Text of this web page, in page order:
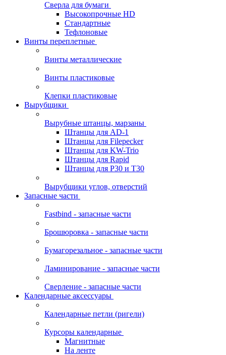
Сверла для бумаги
Высокопрочные HD
Стандартные
Тефлоновые
Винты переплетные
Винты металлические
Винты пластиковые
Клепки пластиковые
Вырубщики
Вырубные штанцы, марзаны
Штанцы для AD-1
Штанцы для Filepecker
Штанцы для KW-Trio
Штанцы для Rapid
Штанцы для Р30 и Т30
Вырубщики углов, отверстий
Запасные части
Fastbind - запасные части
Брошюровка - запасные части
Бумагорезальное - запасные части
Ламинирование - запасные части
Сверление - запасные части
Календарные аксессуары
Календарные петли (ригели)
Курсоры календарные
Магнитные
На ленте